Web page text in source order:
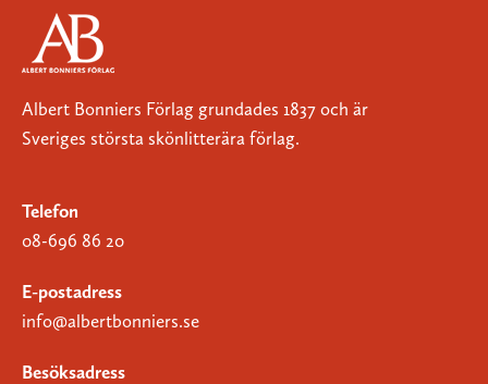
Albert Bonniers Förlag grundades 1837 och är
Sveriges största skönlitterära förlag.
Telefon
08-696 86 20
E-postadress
info@albertbonniers.se
Besöksadress